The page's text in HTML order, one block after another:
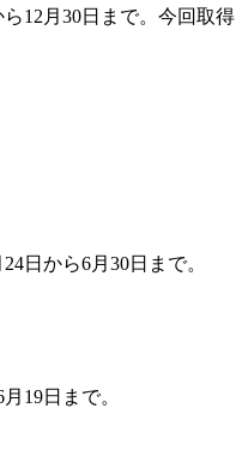
12月30日まで。今回取
日から6月30日まで。
19日まで。